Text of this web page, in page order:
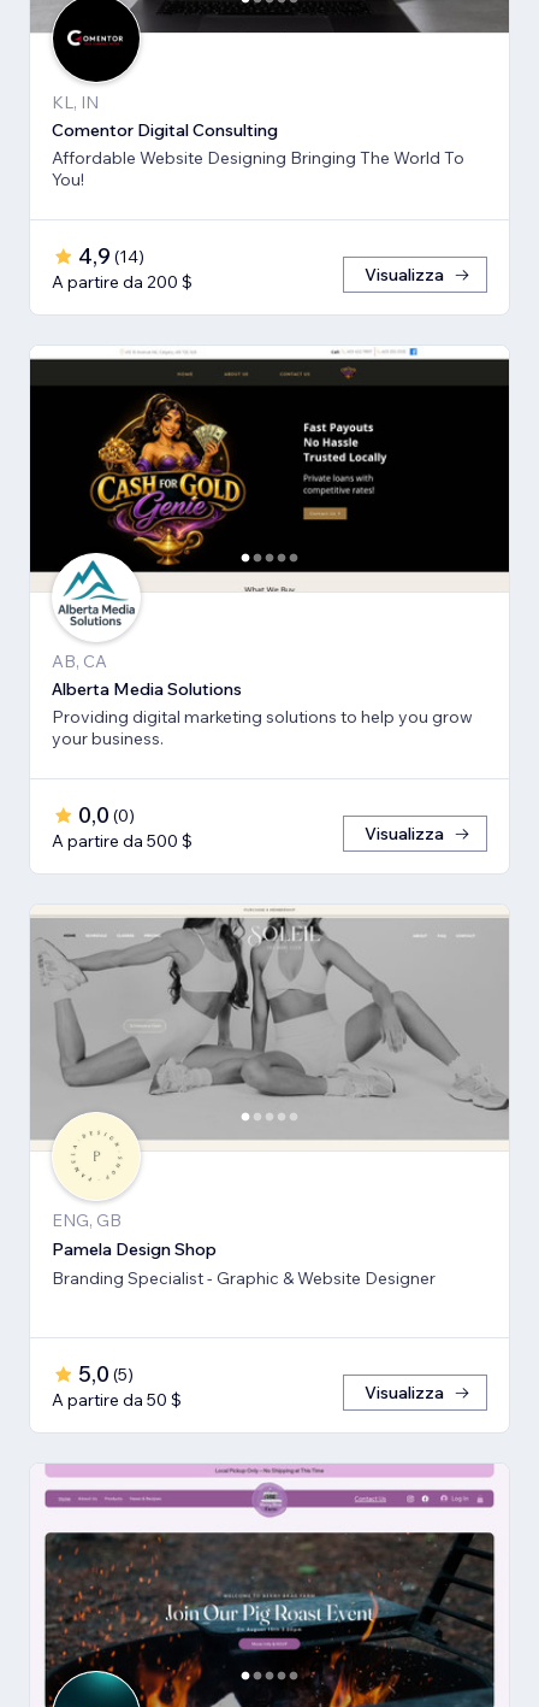
KL, IN
Comentor Digital Consulting
Affordable Website Designing Bringing The World To
You!
4,9 (14)
A partire da 200 $
Visualizza
AB, CA
Alberta Media Solutions
Providing digital marketing solutions to help you grow
your business.
0,0 (0)
A partire da 500 $
Visualizza
ENG, GB
Pamela Design Shop
Branding Specialist - Graphic & Website Designer
5,0 (5)
A partire da 50 $
Visualizza